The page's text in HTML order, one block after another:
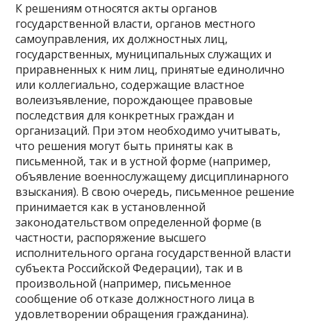
К решениям относятся акты органов
государственной власти, органов местного
самоуправления, их должностных лиц,
государственных, муниципальных служащих и
приравненных к ним лиц, принятые единолично
или коллегиально, содержащие властное
волеизъявление, порождающее правовые
последствия для конкретных граждан и
организаций. При этом необходимо учитывать,
что решения могут быть приняты как в
письменной, так и в устной форме (например,
объявление военнослужащему дисциплинарного
взыскания). В свою очередь, письменное решение
принимается как в установленной
законодательством определенной форме (в
частности, распоряжение высшего
исполнительного органа государственной власти
субъекта Российской Федерации), так и в
произвольной (например, письменное
сообщение об отказе должностного лица в
удовлетворении обращения гражданина).